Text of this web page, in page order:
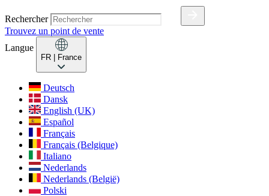
Rechercher
Trouvez un point de vente
Langue
FR | France
Deutsch
Dansk
English (UK)
Español
Français
Français (Belgique)
Italiano
Nederlands
Nederlands (België)
Polski